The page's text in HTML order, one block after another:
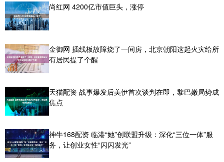
尚红网 4200亿市值巨头，涨停
金御网 插线板故障烧了一间房，北京朝阳这起火灾给所
有居民提了个醒
天猫配资 战事爆发后美伊首次谈判在即，黎巴嫩局势成
焦点
神牛168配资 临港“她”创联盟升级：深化“三位一体”服
务，让创业女性“闪闪发光”